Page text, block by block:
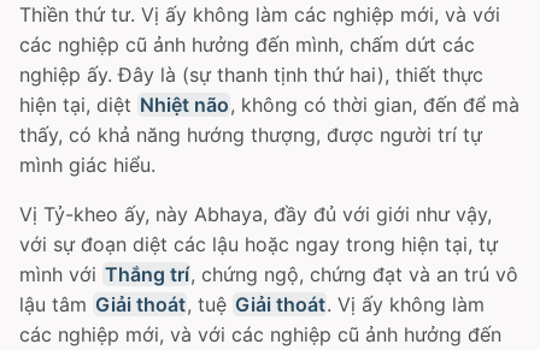
Thiền thứ tư. Vị ấy không làm các nghiệp mới, và với
các nghiệp cũ ảnh hưởng đến mình, chấm dứt các
nghiệp ấy. Ðây là (sự thanh tịnh thứ hai), thiết thực
hiện tại, diệt Nhiệt não, không có thời gian, đến để mà
thấy, có khả năng hướng thượng, được người trí tự
mình giác hiểu.
Vị Tỷ-kheo ấy, này Abhaya, đầy đủ với giới như vậy,
với sự đoạn diệt các lậu hoặc ngay trong hiện tại, tự
mình với Thắng trí, chứng ngộ, chứng đạt và an trú vô
lậu tâm Giải thoát, tuệ Giải thoát. Vị ấy không làm
các nghiệp mới, và với các nghiệp cũ ảnh hưởng đến